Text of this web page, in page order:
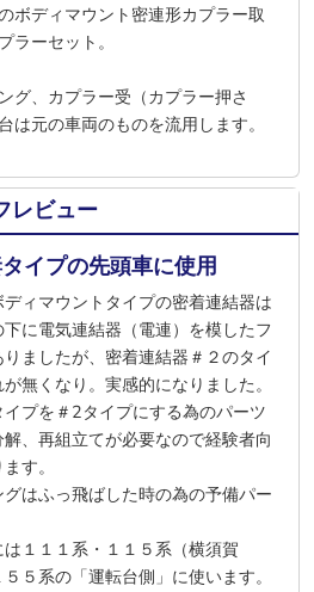
ボディマウント密連形カプラー取
ラーセット。
グ、カプラー受（カプラー押さ
は元の車両のものを流用します。
レビュー
イプの先頭車に使用
ィマウントタイプの密着連結器は
に電気連結器（電連）を模したフ
りましたが、密着連結器＃２のタイ
無くなり。実感的になりました。
プを＃2タイプにする為のパーツ
解、再組立てが必要なので経験者向
す。
グはふっ飛ばした時の為の予備パー
１１１系・１１５系（横須賀
５系の「運転台側」に使います。